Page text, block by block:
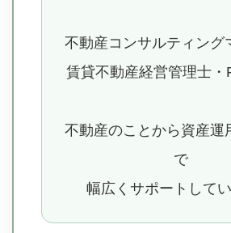
不動産コンサルティング
賃貸不動産経営管理士・
不動産のことから資産運
で
幅広くサポートしてい